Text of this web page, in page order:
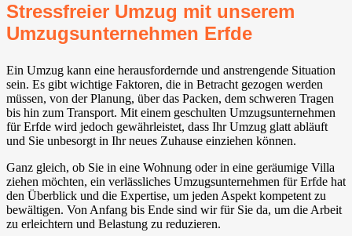
Stressfreier Umzug mit unserem
Umzugsunternehmen Erfde
Ein Umzug kann eine herausfordernde und anstrengende Situation
sein. Es gibt wichtige Faktoren, die in Betracht gezogen werden
müssen, von der Planung, über das Packen, dem schweren Tragen
bis hin zum Transport. Mit einem geschulten Umzugsunternehmen
für Erfde wird jedoch gewährleistet, dass Ihr Umzug glatt abläuft
und Sie unbesorgt in Ihr neues Zuhause einziehen können.
Ganz gleich, ob Sie in eine Wohnung oder in eine geräumige Villa
ziehen möchten, ein verlässliches Umzugsunternehmen für Erfde hat
den Überblick und die Expertise, um jeden Aspekt kompetent zu
bewältigen. Von Anfang bis Ende sind wir für Sie da, um die Arbeit
zu erleichtern und Belastung zu reduzieren.